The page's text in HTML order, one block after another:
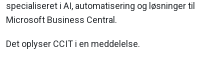
specialiseret i AI, automatisering og løsninger til
Microsoft Business Central.
Det oplyser CCIT i en meddelelse.